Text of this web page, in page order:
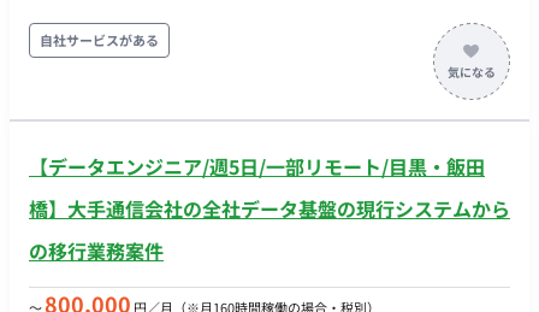
Kotlin, Spring Boot ・フロントエンド：TypeScript, Angular,
RxJS, PrimeNG, Akita ・インフラ：AWS, Docker, MySQL,
ElasticSearch, Redis, Datadog, Kibana, Sentry ・リポジトリ管
理：GitHub Enterprise Cloud ・コミュニケーション：Slack,
GitHubProjects ・開発環境：JetBrains All Products Pack
（IntelliJ IDEA, DataGrip, WebStorm）, Github Copilot,
Google workspace ・生成AI: Gemini, notebooklm ■配属組織
・スクラム組織（２チーム体制） ・１スプリント１週間 ・平均
自社サービスがある
【データエンジニア/週5日/一部リモート/目黒・飯田
橋】大手通信会社の全社データ基盤の現行システムから
の移行業務案件
〜800,000 円／月 （※月160時間稼働の場合・税別）